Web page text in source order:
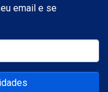
email e se